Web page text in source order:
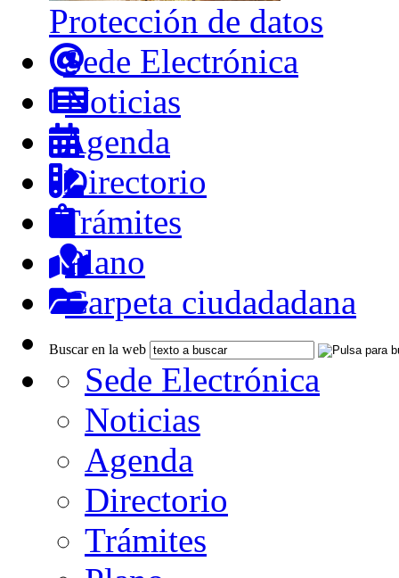
Protección de datos
Sede Electrónica
Noticias
Agenda
Directorio
Trámites
Plano
Carpeta ciudadadana
Buscar en la web
Sede Electrónica
Noticias
Agenda
Directorio
Trámites